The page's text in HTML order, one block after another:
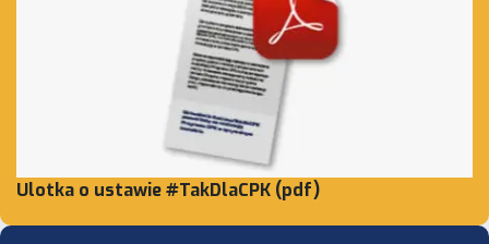
Ulotka o ustawie #TakDlaCPK (pdf)